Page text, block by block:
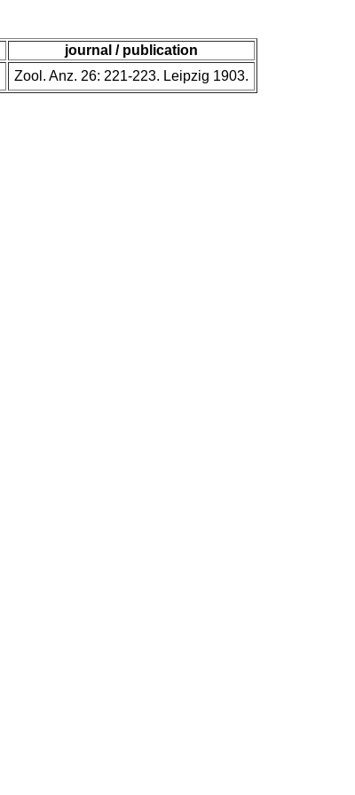
journal / publication
Zool. Anz. 26: 221-223. Leipzig 1903.